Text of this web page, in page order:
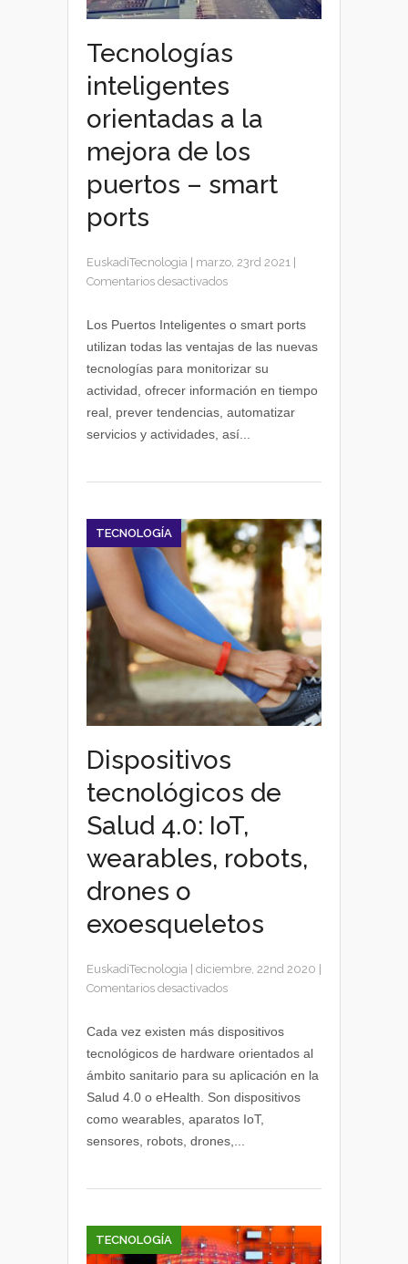
Tecnologías
inteligentes
orientadas a la
mejora de los
puertos – smart
ports
EuskadiTecnologia marzo, 23rd 2021
Comentarios desactivadosen
inteligentes
la
mejora
de
los
Los Puertos Inteligentes o smart ports
utilizan todas las ventajas de las nuevas
tecnologías para monitorizar su
actividad, ofrecer información en tiempo
real, prever tendencias, automatizar
servicios y actividades, así...
TECNOLOGÍA
Dispositivos
tecnológicos de
Salud 4.0: IoT,
wearables, robots,
drones o
exoesqueletos
EuskadiTecnologia diciembre, 22nd 2020
Comentarios desactivadosen
tecnológicos
4.0:
IoT,
wearables,
robots,
Cada vez existen más dispositivos
tecnológicos de hardware orientados al
ámbito sanitario para su aplicación en la
Salud 4.0 o eHealth. Son dispositivos
como wearables, aparatos IoT,
sensores, robots, drones,...
TECNOLOGÍA